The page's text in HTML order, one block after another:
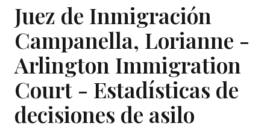
Juez de Inmigración
Campanella, Lorianne -
Arlington Immigration
Court - Estadísticas de
decisiones de asilo